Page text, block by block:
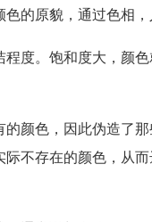
色的原貌，通过色相
程度。饱和度大，颜
的颜色，因此伪造了
不存在的颜色，从